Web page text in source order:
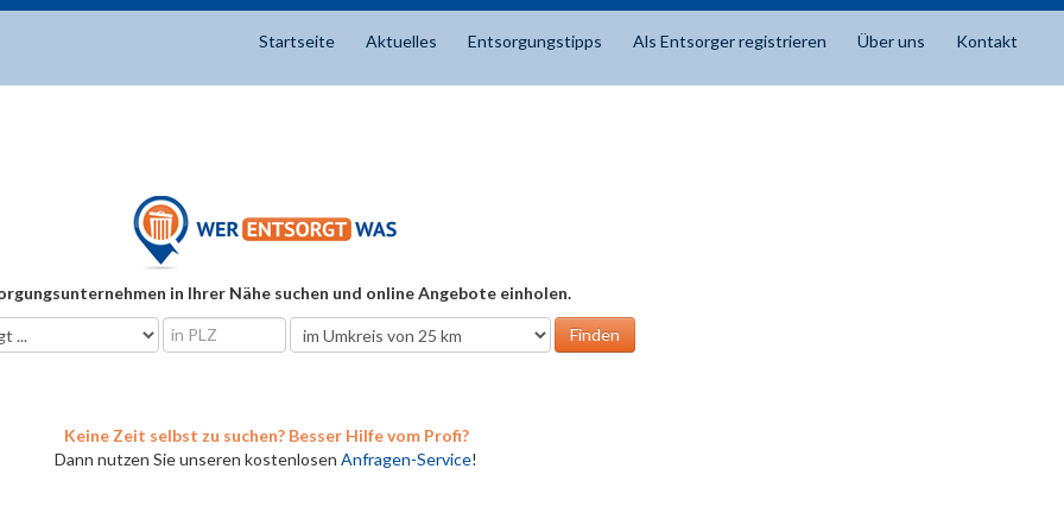
Startseite Aktuelles Entsorgungstipps Als Entsorger registrieren Über uns Kontakt
in Ihrer Nähe suchen und online Angebote einholen.
Keine Zeit selbst zu suchen? Besser Hilfe vom Profi?
Dann nutzen Sie unseren kostenlosen Anfragen-Service!